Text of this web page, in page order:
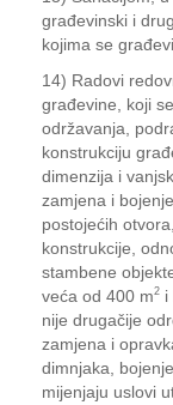
građevinski i
kojima se
14) Radovi
građevine, koji
održavanja,
konstrukciju
dimenzija i
zamjena i
postojećih
konstrukcije,
stambene
veća od 400 m2 i
nije drugačije
zamjena i
dimnjaka,
mijenjaju uslovi